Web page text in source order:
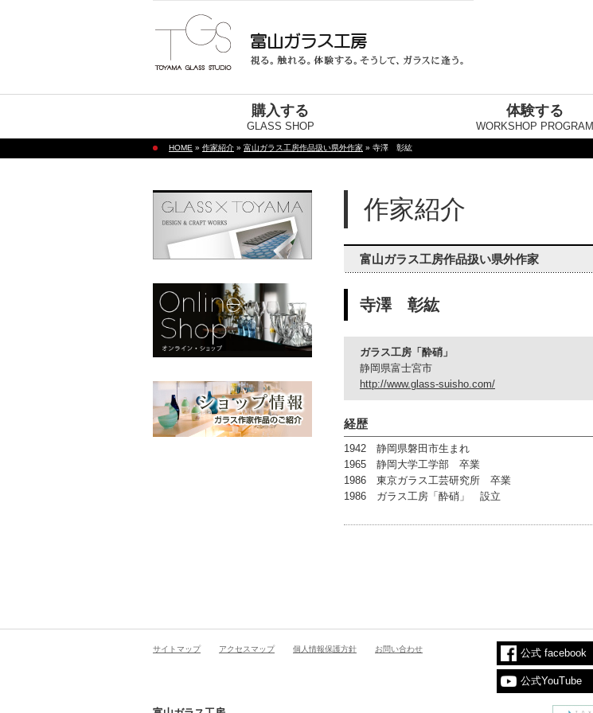
購入する
GLASS SHOP
体験する
WORKSHOP PROGRAM
HOME » 作家紹介 » 富山ガラス工房作品扱い県外作家 » 寺澤 彰紘
作家紹介
富山ガラス工房作品扱い県外作家
寺澤 彰紘
ガラス工房「酔硝」
静岡県富士宮市
http://www.glass-suisho.com/
経歴
1942 静岡県磐田市生まれ
1965 静岡大学工学部 卒業
1986 東京ガラス工芸研究所 卒業
1986 ガラス工房「酔硝」 設立
サイトマップ アクセスマップ 個人情報保護方針 お問い合わせ 公式 facebook
公式YouTube